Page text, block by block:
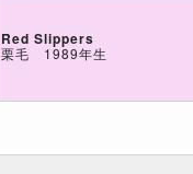
Red Slippers
栗毛 1989年生